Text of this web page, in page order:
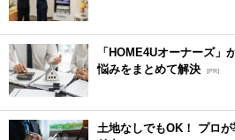
「HOME4Uオーナーズ」
悩みをまとめて解決 [PR]
土地なしでもOK！ プロ